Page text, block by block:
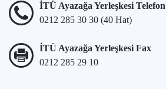
İTÜ Ayazağa Yerleşkesi Telefon
0212 285 30 30 (40 Hat)
İTÜ Ayazağa Yerleşkesi Fax
0212 285 29 10